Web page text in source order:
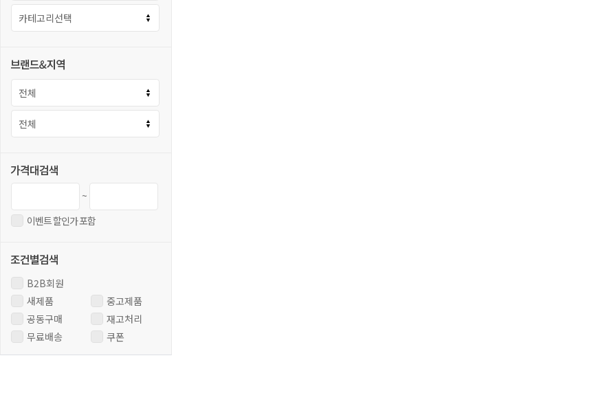
~
이벤트 할인가 포함
B2B회원
새제품
중고제품
공동구매
재고처리
무료배송
쿠폰